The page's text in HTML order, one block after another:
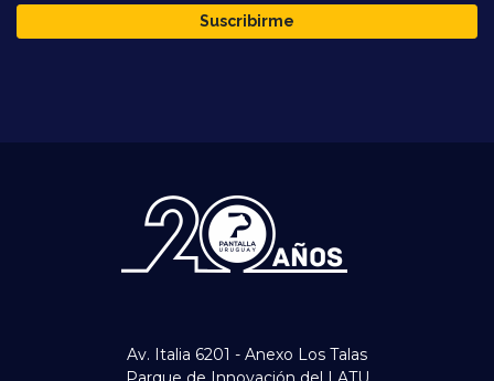
Suscribirme
Av. Italia 6201 - Anexo Los Talas